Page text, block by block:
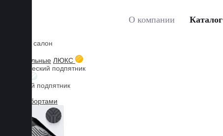
О компании Каталог
Коврики в салон
3D текстильные ЛЮКС
Металлический подпятник
Резиновый подпятник
3D Eva с бортами
Главная